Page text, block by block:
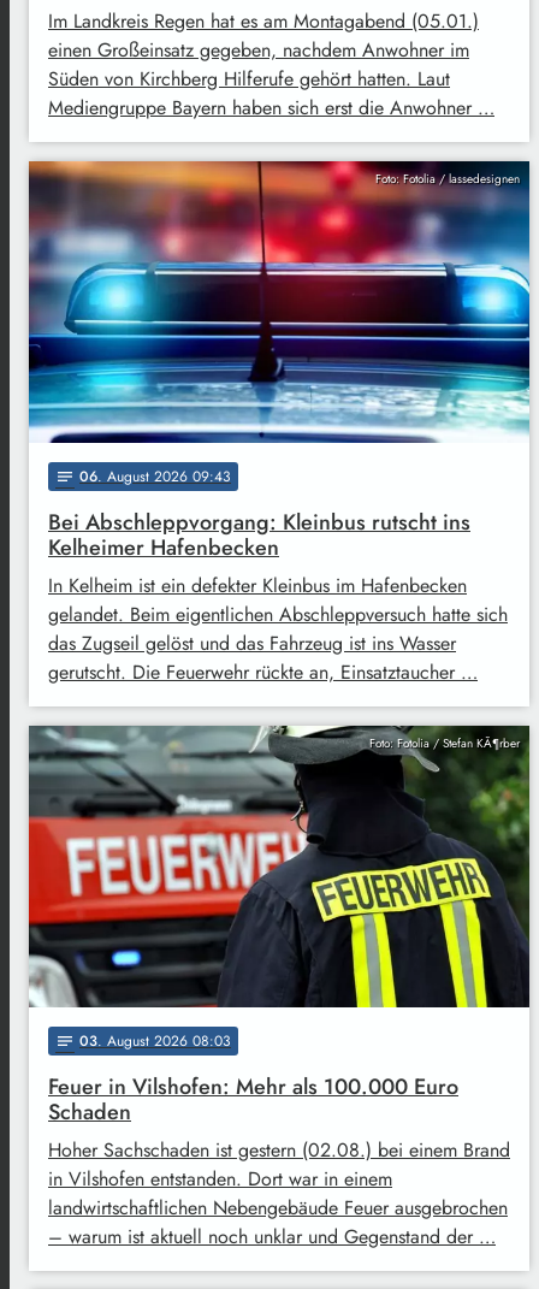
Im Landkreis Regen hat es am Montagabend (05.01.)
einen Großeinsatz gegeben, nachdem Anwohner im
Süden von Kirchberg Hilferufe gehört hatten. Laut
Mediengruppe Bayern haben sich erst die Anwohner …
Foto: Fotolia / lassedesignen
notes 06. August 2026 09:43
Bei Abschleppvorgang: Kleinbus rutscht ins
Kelheimer Hafenbecken
In Kelheim ist ein defekter Kleinbus im Hafenbecken
gelandet. Beim eigentlichen Abschleppversuch hatte sich
das Zugseil gelöst und das Fahrzeug ist ins Wasser
gerutscht. Die Feuerwehr rückte an, Einsatztaucher …
Foto: Fotolia / Stefan KÃ¶rber
notes 03. August 2026 08:03
Feuer in Vilshofen: Mehr als 100.000 Euro
Schaden
Hoher Sachschaden ist gestern (02.08.) bei einem Brand
in Vilshofen entstanden. Dort war in einem
landwirtschaftlichen Nebengebäude Feuer ausgebrochen
– warum ist aktuell noch unklar und Gegenstand der …